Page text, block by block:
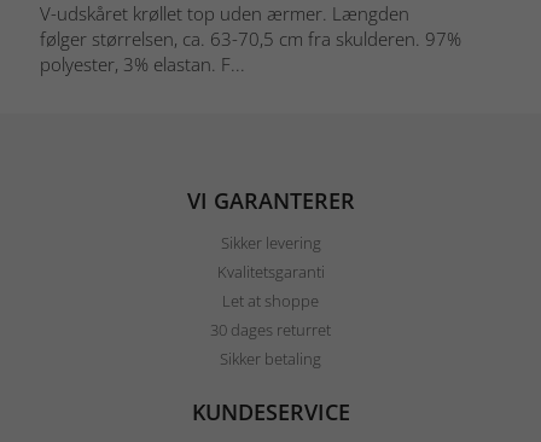
V-udskåret krøllet top uden ærmer. Længden
følger størrelsen, ca. 63-70,5 cm fra skulderen. 97%
polyester, 3% elastan. F...
VI GARANTERER
Sikker levering
Kvalitetsgaranti
Let at shoppe
30 dages returret
Sikker betaling
KUNDESERVICE